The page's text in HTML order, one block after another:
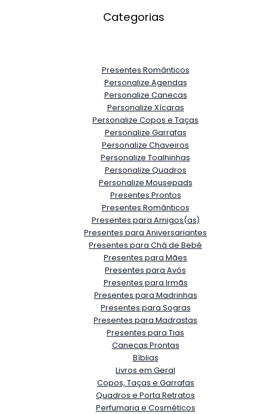
Categorias
Presentes Românticos
Personalize Agendas
Personalize Canecas
Personalize Xícaras
Personalize Copos e Taças
Personalize Garrafas
Personalize Chaveiros
Personalize Toalhinhas
Personalize Quadros
Personalize Mousepads
Presentes Prontos
Presentes Românticos
Presentes para Amigos(as)
Presentes para Aniversariantes
Presentes para Chá de Bebê
Presentes para Mães
Presentes para Avós
Presentes para Irmãs
Presentes para Madrinhas
Presentes para Sogras
Presentes para Madrastas
Presentes para Tias
Canecas Prontas
Bíblias
Livros em Geral
Copos, Taças e Garrafas
Quadros e Porta Retratos
Perfumaria e Cosméticos